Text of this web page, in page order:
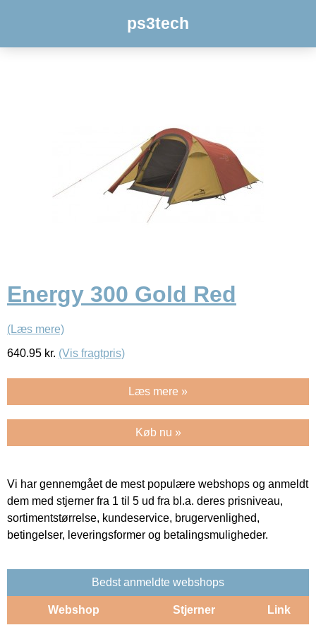
ps3tech
Energy 300 Gold Red
(Læs mere)
640.95 kr. (Vis fragtpris)
Læs mere »
Køb nu »
Vi har gennemgået de mest populære webshops og anmeldt
dem med stjerner fra 1 til 5 ud fra bl.a. deres prisniveau,
sortimentstørrelse, kundeservice, brugervenlighed,
betingelser, leveringsformer og betalingsmuligheder.
Bedst anmeldte webshops
Webshop Stjerner Link